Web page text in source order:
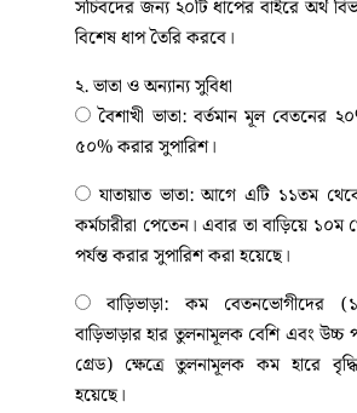
সচিবদের জন্য ২০টি ধাপের বাইরে অর্থ
বিশেষ ধাপ তৈরি করবে।
২. ভাতা ও অন্যান্য সুবিধা
বৈশাখী ভাতা: বর্তমান মূল বেতনের
৫০% করার সুপারিশ।
যাতায়াত ভাতা: আগে এটি ১১তম
কর্মচারীরা পেতেন। এবার তা বাড়িয়ে
পর্যন্ত করার সুপারিশ করা হয়েছে।
বাড়িভাড়া: কম বেতনভোগীদের
বাড়িভাড়ার হার তুলনামূলক বেশি এবং
গ্রেড) ক্ষেত্রে তুলনামূলক কম হারে
হয়েছে।